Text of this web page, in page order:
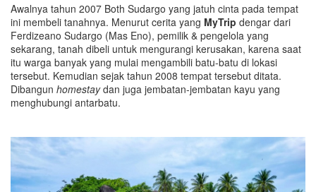
Awalnya tahun 2007 Both Sudargo yang jatuh cinta pada tempat
ini membeli tanahnya. Menurut cerita yang MyTrip dengar dari
Ferdizeano Sudargo (Mas Eno), pemilik & pengelola yang
sekarang, tanah dibeli untuk mengurangi kerusakan, karena saat
itu warga banyak yang mulai mengambili batu-batu di lokasi
tersebut. Kemudian sejak tahun 2008 tempat tersebut ditata.
Dibangun homestaydan juga jembatan-jembatan kayu yang
menghubungi antarbatu.